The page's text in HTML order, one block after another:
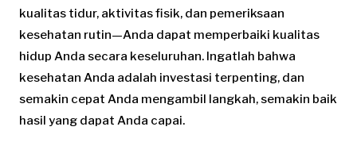
kualitas tidur, aktivitas fisik, dan pemeriksaan
kesehatan rutin—Anda dapat memperbaiki kualitas
hidup Anda secara keseluruhan. Ingatlah bahwa
kesehatan Anda adalah investasi terpenting, dan
semakin cepat Anda mengambil langkah, semakin baik
hasil yang dapat Anda capai.